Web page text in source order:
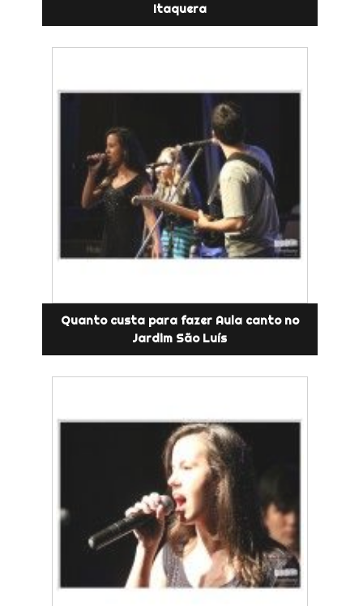
Itaquera
Quanto custa para fazer Aula canto no
Jardim São Luís